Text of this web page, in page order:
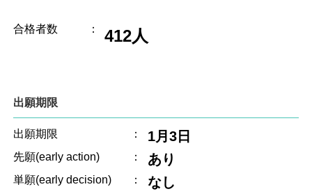
合格者数 ： 412人
出願期限
出願期限 ： 1月3日
先願(early action) ： あり
単願(early decision) ： なし